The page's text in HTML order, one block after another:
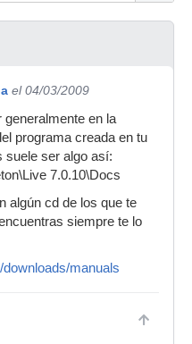
el 04/03/2009
generalmente en la
programa creada en tu
suele ser algo así:
7.0.10\Docs
algún cd de los que te
siempre te lo
manuals